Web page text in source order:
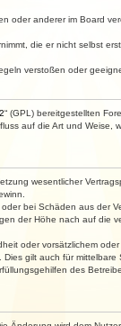
anderer im Board
die er nicht selbst
verstoßen oder
“ (GPL) bereitgestellten
auf die Art und
wesentlicher
bei Schäden aus
der Höhe nach auf
oder vorsätzlichem
gilt auch für
des